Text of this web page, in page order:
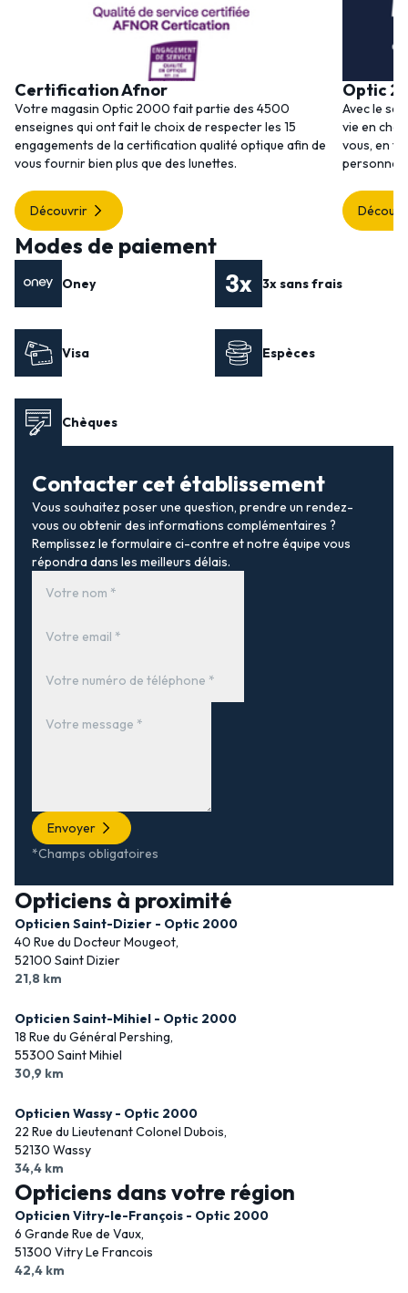
Certification Afnor
Votre magasin Optic 2000 fait partie des 4500
enseignes qui ont fait le choix de respecter les 15
engagements de la certification qualité optique afin de
vous fournir bien plus que des lunettes.
Découvrir
Optic
Avec le
vie en
vous, en
Modes de paiement
Oney 3x sans frais
Visa Espèces
Chèques
Contacter cet établissement
Vous souhaitez poser une question, prendre un rendez-
vous ou obtenir des informations complémentaires ?
Remplissez le formulaire ci-contre et notre équipe vous
répondra dans les meilleurs délais.
Envoyer
*Champs obligatoires
Opticiens à proximité
Opticien Saint-Dizier - Optic 2000
40 Rue du Docteur Mougeot,
52100 Saint Dizier
21,8 km
Opticien Saint-Mihiel - Optic 2000
18 Rue du Général Pershing,
55300 Saint Mihiel
30,9 km
Opticien Wassy - Optic 2000
22 Rue du Lieutenant Colonel Dubois,
52130 Wassy
34,4 km
Opticiens dans votre région
Opticien Vitry-le-François - Optic 2000
6 Grande Rue de Vaux,
51300 Vitry Le Francois
42,4 km